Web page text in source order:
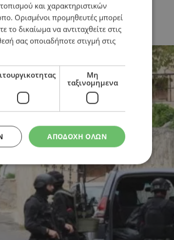
Φανούρη Καργάκη να πυροβολεί
και χαρακτηριστικών
Ορισμένοι προμηθευτές μπορεί
το δικαίωμα να αντιταχθείτε στις
σας οποιαδήποτε στιγμή στις
Μη
ταξινομημενα
ΑΠΟΔΟΧΗ ΟΛΩΝ